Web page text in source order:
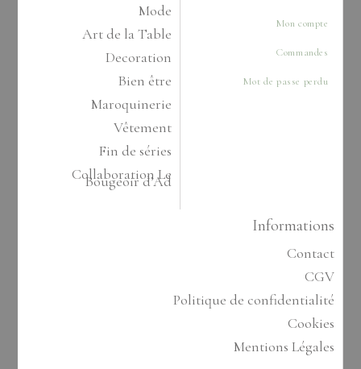
Mode
Art de la Table
Decoration
Bien être
Maroquinerie
Vêtement
Fin de séries
Collaboration Le
Bougeoir d’Ad
Mon compte
Commandes
Mot de passe perdu
Informations
Contact
CGV
Politique de confidentialité
Cookies
Mentions Légales